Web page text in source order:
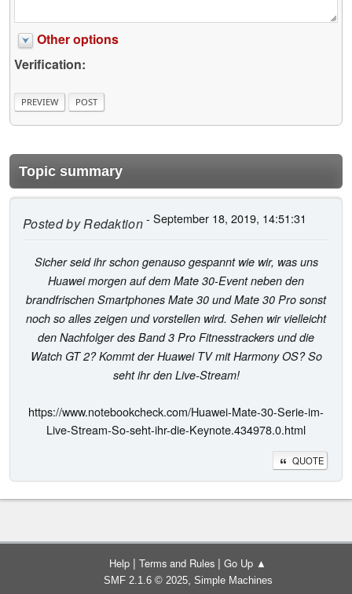
Other options
Verification:
Topic summary
Posted byRedaktion- September 18, 2019, 14:51:31
Sicher seid ihr schon genauso gespannt wie wir, was uns
Huawei morgen auf dem Mate 30-Event neben den
brandfrischen Smartphones Mate 30 und Mate 30 Pro sonst
noch so alles zeigen und vorstellen wird. Sehen wir vielleicht
den Nachfolger des Band 3 Pro Fitnesstrackers und die
Watch GT 2? Kommt der Huawei TV mit Harmony OS? So
seht ihr den Live-Stream!
https://www.notebookcheck.com/Huawei-Mate-30-Serie-im-
Live-Stream-So-seht-ihr-die-Keynote.434978.0.html
QUOTE
Help | Terms and Rules | Go Up ▲
SMF 2.1.6 © 2025, Simple Machines